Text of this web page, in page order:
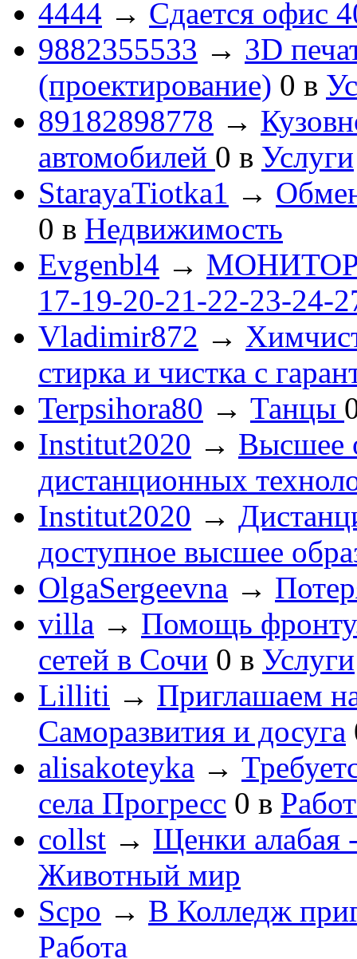
4444 → Сдается офис
9882355533 → 3D
(проектирование) 0 в
89182898778 →
автомобилей 0 в Услуги
StarayaTiotka1 →
0 в Недвижимость
Evgenbl4 → МОНИТОРЫ
17-19-20-21-22-23-24-
Vladimir872 →
стирка и чистка с
Terpsihora80 → Танцы
Institut2020 → Высшее
дистанционных
Institut2020 →
доступное высшее
OlgaSergeevna →
villa → Помощь
сетей в Сочи 0 в Услуги
Lilliti → Приглашаем
Саморазвития и досуга
alisakoteyka →
села Прогресс 0 в
collst → Щенки алабая
Животный мир
Scpo → В Колледж
Работа